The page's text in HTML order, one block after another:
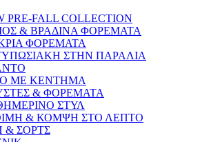
PRE-FALL COLLECTION
& ΒΡΑΔΙΝΑ ΦΟΡΕΜΑΤΑ
ΦΟΡΕΜΑΤΑ
ΣΤΗΝ ΠΑΡΑΛΙΑ
ΜΕ ΚΕΝΤΗΜΑ
& ΦΟΡΕΜΑΤΑ
ΣΤΥΛ
& ΚΟΜΨΗ ΣΤΟ ΛΕΠΤΟ
& ΣΟΡΤΣ